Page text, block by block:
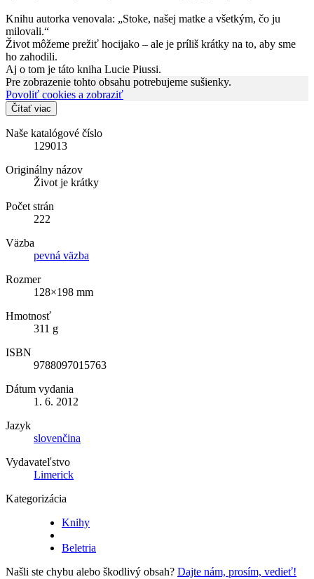
Knihu autorka venovala: „Stoke, našej matke a všetkým, čo ju
milovali.“
Život môžeme prežiť hocijako – ale je príliš krátky na to, aby sme
ho zahodili.
Aj o tom je táto kniha Lucie Piussi.
Pre zobrazenie tohto obsahu potrebujeme sušienky.
Povoliť cookies a zobraziť
Čítať viac
Naše katalógové číslo
129013
Originálny názov
Život je krátky
Počet strán
222
Väzba
pevná väzba
Rozmer
128×198 mm
Hmotnosť
311 g
ISBN
9788097015763
Dátum vydania
1. 6. 2012
Jazyk
slovenčina
Vydavateľstvo
Limerick
Kategorizácia
Knihy
Beletria
Našli ste chybu alebo škodlivý obsah? Dajte nám, prosím, vedieť!